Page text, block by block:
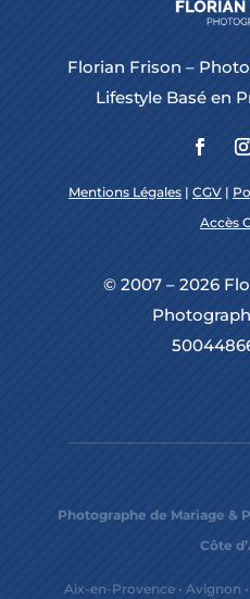
Florian Frison –
Lifestyle Basé en
Mentions Légales| CGV|
Accès
© 2007 – 2026
Photographe de Mariage &
Côte
Aix-en-Provence• Avignon •